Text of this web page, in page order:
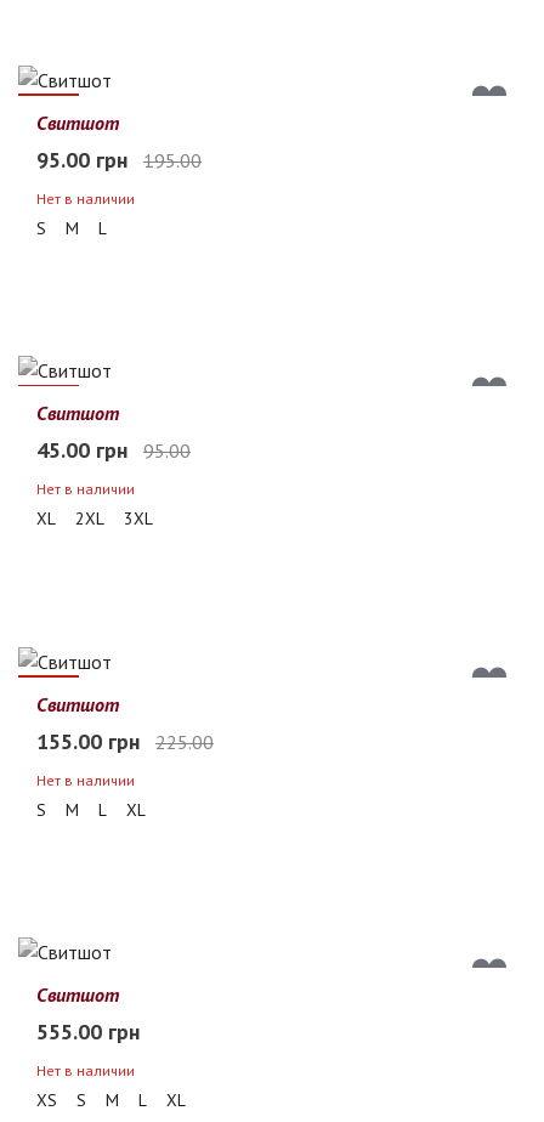
51%
Свитшот
95.00 грн 195.00
Нет в наличии
S M L
53%
Свитшот
45.00 грн 95.00
Нет в наличии
XL 2XL 3XL
31%
Свитшот
155.00 грн 225.00
Нет в наличии
S M L XL
Свитшот
555.00 грн
Нет в наличии
XS S M L XL